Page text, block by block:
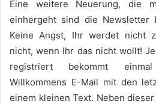
Eine weitere Neuerung, die
einhergeht sind die Newsletter
Keine Angst, Ihr werdet nicht
nicht, wenn Ihr das nicht wollt!
registriert bekommt
Willkommens E-Mail mit den
einem kleinen Text. Neben